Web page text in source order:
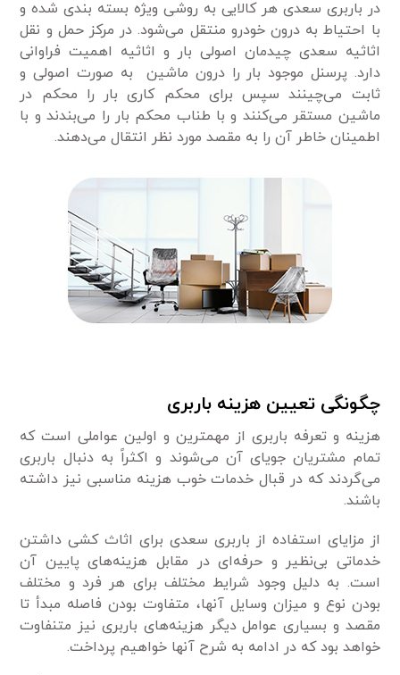
در باربری سعدی هر کالایی به روشی ویژه بسته بندی شده و
با احتیاط به درون خودرو منتقل می‌شود. در مرکز حمل و نقل
اثاثیه سعدی چیدمان اصولی بار و اثاثیه اهمیت فراوانی
دارد. پرسنل موجود بار را درون ماشین به صورت اصولی و
ثابت می‌چینند سپس برای محکم کاری بار را محکم در
ماشین مستقر می‌کنند و با طناب محکم بار را می‌بندند و با
اطمینان خاطر آن را به مقصد مورد نظر انتقال می‌دهند.
چگونگی تعیین هزینه باربری
هزینه و تعرفه باربری از مهمترین و اولین عواملی است که
تمام مشتریان جویای آن می‌شوند و اکثراً به دنبال باربری
می‌گردند که در قبال خدمات خوب هزینه مناسبی نیز داشته
باشند.
از مزایای استفاده از باربری سعدی برای اثاث کشی داشتن
خدماتی بی‌نظیر و حرفه‌ای در مقابل هزینه‌های پایین آن
است. به دلیل وجود شرایط مختلف برای هر فرد و مختلف
بودن نوع و میزان وسایل آنها، متفاوت بودن فاصله مبدأ تا
مقصد و بسیاری عوامل دیگر هزینه‌های باربری نیز متنفاوت
خواهد بود که در ادامه به شرح آنها خواهیم پرداخت.